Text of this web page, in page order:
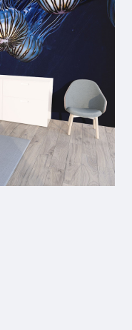
Kağıtları